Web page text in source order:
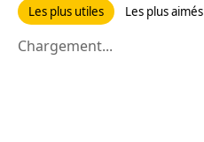
Les plus utiles Les plus aimés
Chargement...